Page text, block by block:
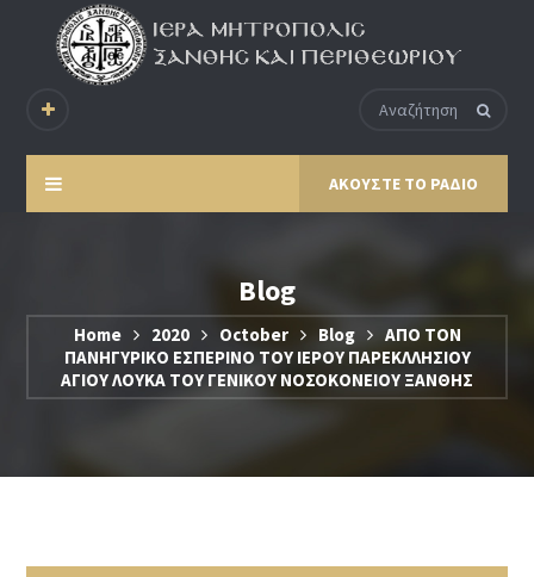
ΑΚΟΥΣΤΕ ΤΟ ΡΑΔΙΟ
Blog
Home 2020 October Blog
ΑΠΟ ΤΟΝ
ΠΑΝΗΓΥΡΙΚΟ ΕΣΠΕΡΙΝΟ ΤΟΥ ΙΕΡΟΥ ΠΑΡΕΚΛΛΗΣΙΟΥ
ΑΓΙΟΥ ΛΟΥΚΑ ΤΟΥ ΓΕΝΙΚΟΥ ΝΟΣΟΚΟΝΕΙΟΥ ΞΑΝΘΗΣ